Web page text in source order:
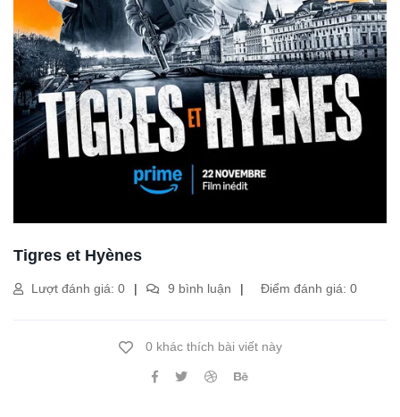
Tigres et Hyènes
Lượt đánh giá: 0 9 bình luận Điểm đánh giá: 0
0 khác thích bài viết này